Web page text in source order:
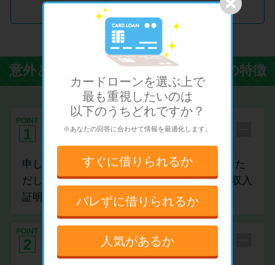
Promotion by アイフル
意外と知らないカードローンの4つの特徴
POINT
1
申し込みに必要な書類は本人確認書
類だけ
申し込みは本人確認書類さえあればOKです。た
だし、50万円以上借り入れしたい場合には、収入
証明書が必要になります。
POINT
2 月々の返済額は￥1,000～設定可能
カードローンを選ぶ上で
最も重視したいのは
以下のうちどれですか？
※あなたの回答に合わせて情報を最適化します。
すぐに借りられるか
バレずに借りられるか
人気があるか